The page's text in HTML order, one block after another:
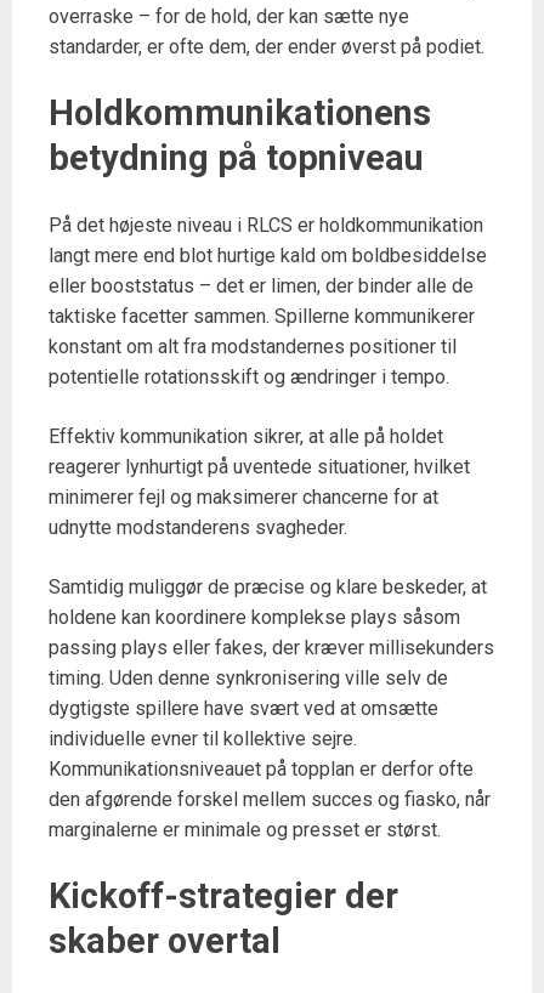
overraske – for de hold, der kan sætte nye
standarder, er ofte dem, der ender øverst på podiet.
Holdkommunikationens
betydning på topniveau
På det højeste niveau i RLCS er holdkommunikation
langt mere end blot hurtige kald om boldbesiddelse
eller booststatus – det er limen, der binder alle de
taktiske facetter sammen. Spillerne kommunikerer
konstant om alt fra modstandernes positioner til
potentielle rotationsskift og ændringer i tempo.
Effektiv kommunikation sikrer, at alle på holdet
reagerer lynhurtigt på uventede situationer, hvilket
minimerer fejl og maksimerer chancerne for at
udnytte modstanderens svagheder.
Samtidig muliggør de præcise og klare beskeder, at
holdene kan koordinere komplekse plays såsom
passing plays eller fakes, der kræver millisekunders
timing. Uden denne synkronisering ville selv de
dygtigste spillere have svært ved at omsætte
individuelle evner til kollektive sejre.
Kommunikationsniveauet på topplan er derfor ofte
den afgørende forskel mellem succes og fiasko, når
marginalerne er minimale og presset er størst.
Kickoff-strategier der
skaber overtal